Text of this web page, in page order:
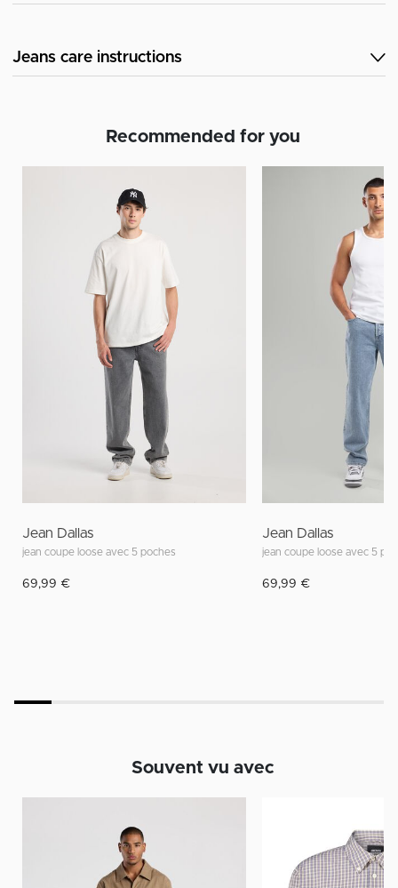
Jeans care instructions
Recommended for you
Jean Dallas
jean coupe loose avec 5 poches
69,99 €
Jean Dallas
jean coupe loose avec 5
69,99 €
Souvent vu avec